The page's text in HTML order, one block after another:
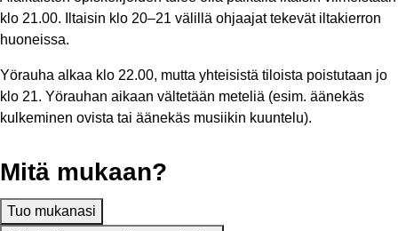
klo 21.00. Iltaisin klo 20–21 välillä ohjaajat tekevät iltakierron
huoneissa.
Yörauha alkaa klo 22.00, mutta yhteisistä tiloista poistutaan jo
klo 21. Yörauhan aikaan vältetään meteliä (esim. äänekäs
kulkeminen ovista tai äänekäs musiikin kuuntelu).
Mitä mukaan?
Tuo mukanasi